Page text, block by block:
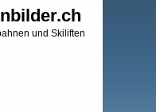
und Skiliften